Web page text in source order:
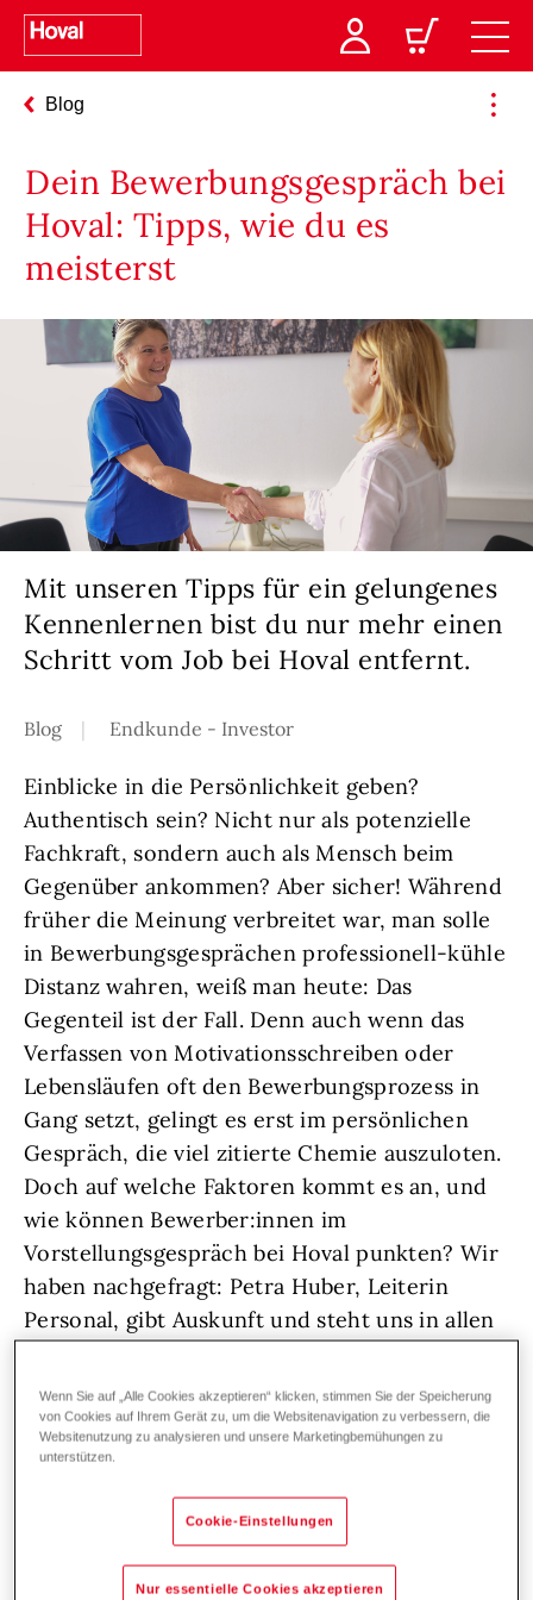
Blog
Dein Bewerbungsgespräch bei
Hoval: Tipps, wie du es
meisterst
Mit unseren Tipps für ein gelungenes
Kennenlernen bist du nur mehr einen
Schritt vom Job bei Hoval entfernt.
Blog Endkunde - Investor
Einblicke in die Persönlichkeit geben?
Authentisch sein? Nicht nur als potenzielle
Fachkraft, sondern auch als Mensch beim
Gegenüber ankommen? Aber sicher! Während
früher die Meinung verbreitet war, man solle
in Bewerbungsgesprächen professionell-kühle
Distanz wahren, weiß man heute: Das
Gegenteil ist der Fall. Denn auch wenn das
Verfassen von Motivationsschreiben oder
Lebensläufen oft den Bewerbungsprozess in
Gang setzt, gelingt es erst im persönlichen
Gespräch, die viel zitierte Chemie auszuloten.
Doch auf welche Faktoren kommt es an, und
wie können Bewerber:innen im
Vorstellungsgespräch bei Hoval punkten? Wir
haben nachgefragt: Petra Huber, Leiterin
Personal, gibt Auskunft und steht uns in allen
ausführlich Rede und Antwort.
Petra, du hast in deiner Zeit bei
Hoval – und auch davor – viele
Wenn Sie auf „Alle Cookies akzeptieren“ klicken, stimmen Sie der Speicherung
von Cookies auf Ihrem Gerät zu, um die Websitenavigation zu verbessern, die
Websitenutzung zu analysieren und unsere Marketingbemühungen zu
unterstützen.
Cookie-Einstellungen
Nur essentielle Cookies akzeptieren